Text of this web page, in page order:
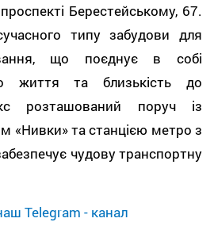
Берестейському, 67.
типу забудови для
що поєднує в собі
життя та близькість до
розташований поруч із
«Нивки» та станцією метро з
чудову транспортну
Telegram - канал